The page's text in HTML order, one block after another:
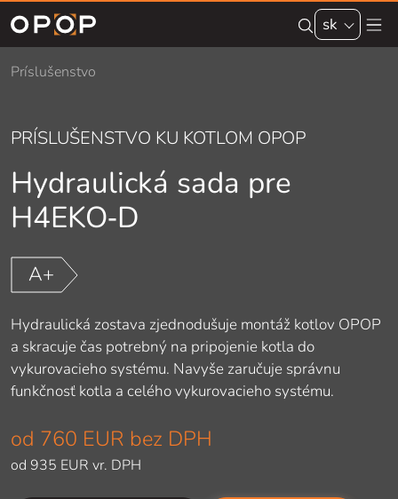
Skip to main content
sk
Príslušenstvo
PRÍSLUŠENSTVO KU KOTLOM OPOP
Hydraulická sada pre
H4EKO‑D
A+
Hydraulická zostava zjednodušuje montáž kotlov OPOP
a skracuje čas potrebný na pripojenie kotla do
vykurovacieho systému. Navyše zaručuje správnu
funkčnosť kotla a celého vykurovacieho systému.
od 760 EUR bez DPH
od 935 EUR vr. DPH